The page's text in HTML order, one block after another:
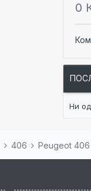
0
Ни
406 Peugeot 406